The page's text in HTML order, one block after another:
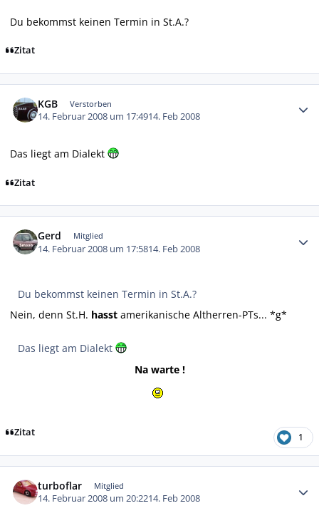
Du bekommst keinen Termin in St.A.?
Zitat
KGB Verstorben
14. Februar 2008 um 17:4914. Feb 2008
Das liegt am Dialekt
Zitat
Gerd Mitglied
14. Februar 2008 um 17:5814. Feb 2008
Du bekommst keinen Termin in St.A.?
Nein, denn St.H. hasst amerikanische Altherren-PTs... *g*
Das liegt am Dialekt
Na warte !
Zitat 1
turboflar Mitglied
14. Februar 2008 um 20:2214. Feb 2008